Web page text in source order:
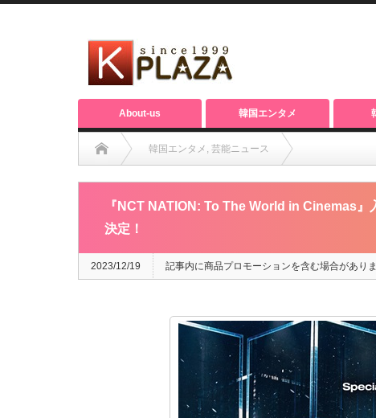
About-us 韓国エンタメ
韓国エンタメ , 芸能ニュース
『NCT NATION: To The World in Cinemas』入場者特典第3弾
『NCT NATION: To The World in Cinemas
決定！
2023/12/19 記事内に商品プロモーションを含む場合があり